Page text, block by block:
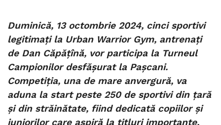
Duminică, 13 octombrie 2024, cinci sportivi
legitimați la Urban Warrior Gym, antrenați
de Dan Căpățînă, vor participa la Turneul
Campionilor desfășurat la Pașcani.
Competiția, una de mare anvergură, va
aduna la start peste 250 de sportivi din țară
și din străinătate, fiind dedicată copiilor și
juniorilor care aspiră la titluri importante.